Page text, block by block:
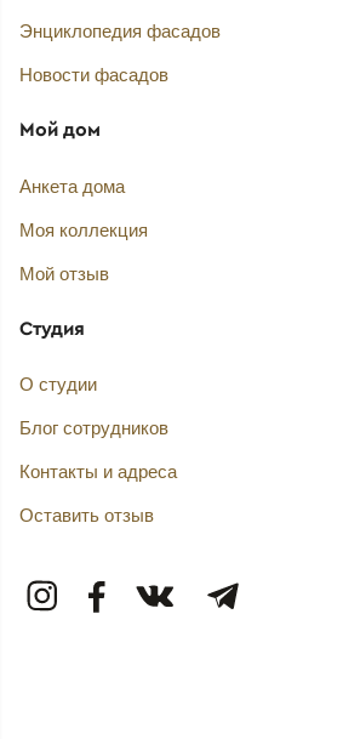
Энциклопедия фасадов
Новости фасадов
Мой дом
Анкета дома
Моя коллекция
Мой отзыв
Студия
О студии
Блог сотрудников
Контакты и адреса
Оставить отзыв